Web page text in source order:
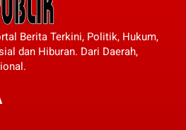
Berita Terkini, Politik, Hukum,
dan Hiburan. Dari Daerah,